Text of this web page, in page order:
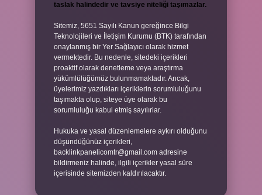
taslak halindedir ve tavsiye niteliği taşımazlar.
Sitemiz, 5651 Sayılı Kanun gereğince Bilgi
Teknolojileri ve İletişim Kurumu (BTK) tarafından
onaylanmış bir Yer Sağlayıcı olarak hizmet
vermektedir. Bu nedenle, sitedeki içerikleri
proaktif olarak denetleme veya araştırma
yükümlülüğümüz bulunmamaktadır. Ancak,
üyelerimiz yazdıkları içeriklerin sorumluluğunu
taşımakta olup, siteye üye olarak bu
sorumluluğu kabul etmiş sayılırlar.
Hukuka ve yasal düzenlemelere aykırı olduğunu
düşündüğünüz içerikleri,
backlinkpanelicomtr@gmail.com adresine
bildirmeniz halinde, ilgili içerikler yasal süre
içerisinde sitemizden kaldırılacaktır.